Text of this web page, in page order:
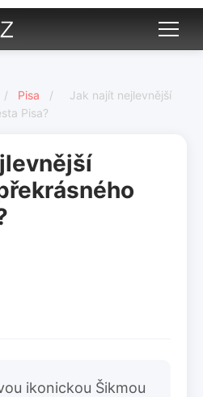
/ Pisa /
Jak najít nejlevnější
Pisa?
ikonickou Šikmou